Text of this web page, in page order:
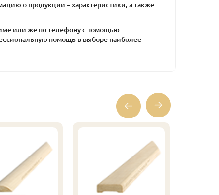
о продукции – характеристики, а также
или же по телефону с помощью
помощь в выборе наиболее